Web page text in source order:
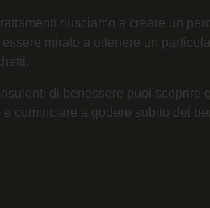
riusciamo a creare un
mirato a ottenere un
di benessere puoi scoprire
cominciare a godere subito dei